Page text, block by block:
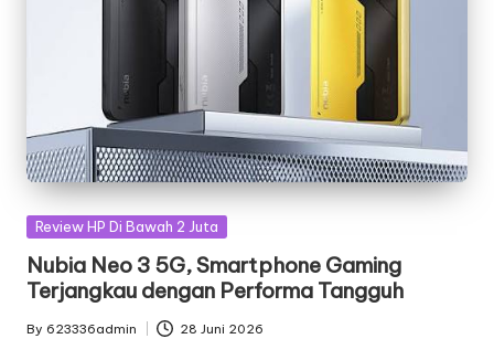
Posted
Review HP Di Bawah 2 Juta
Nubia Neo 3 5G, Smartphone Gaming
Terjangkau dengan Performa Tangguh
Posted
By 623336admin 28 Juni 2026